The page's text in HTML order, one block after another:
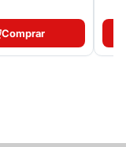
Comprar